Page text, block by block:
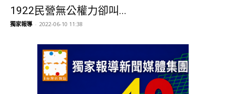
1922民營無公權力卻叫...
獨家報導 - 2022-06-10 11:38